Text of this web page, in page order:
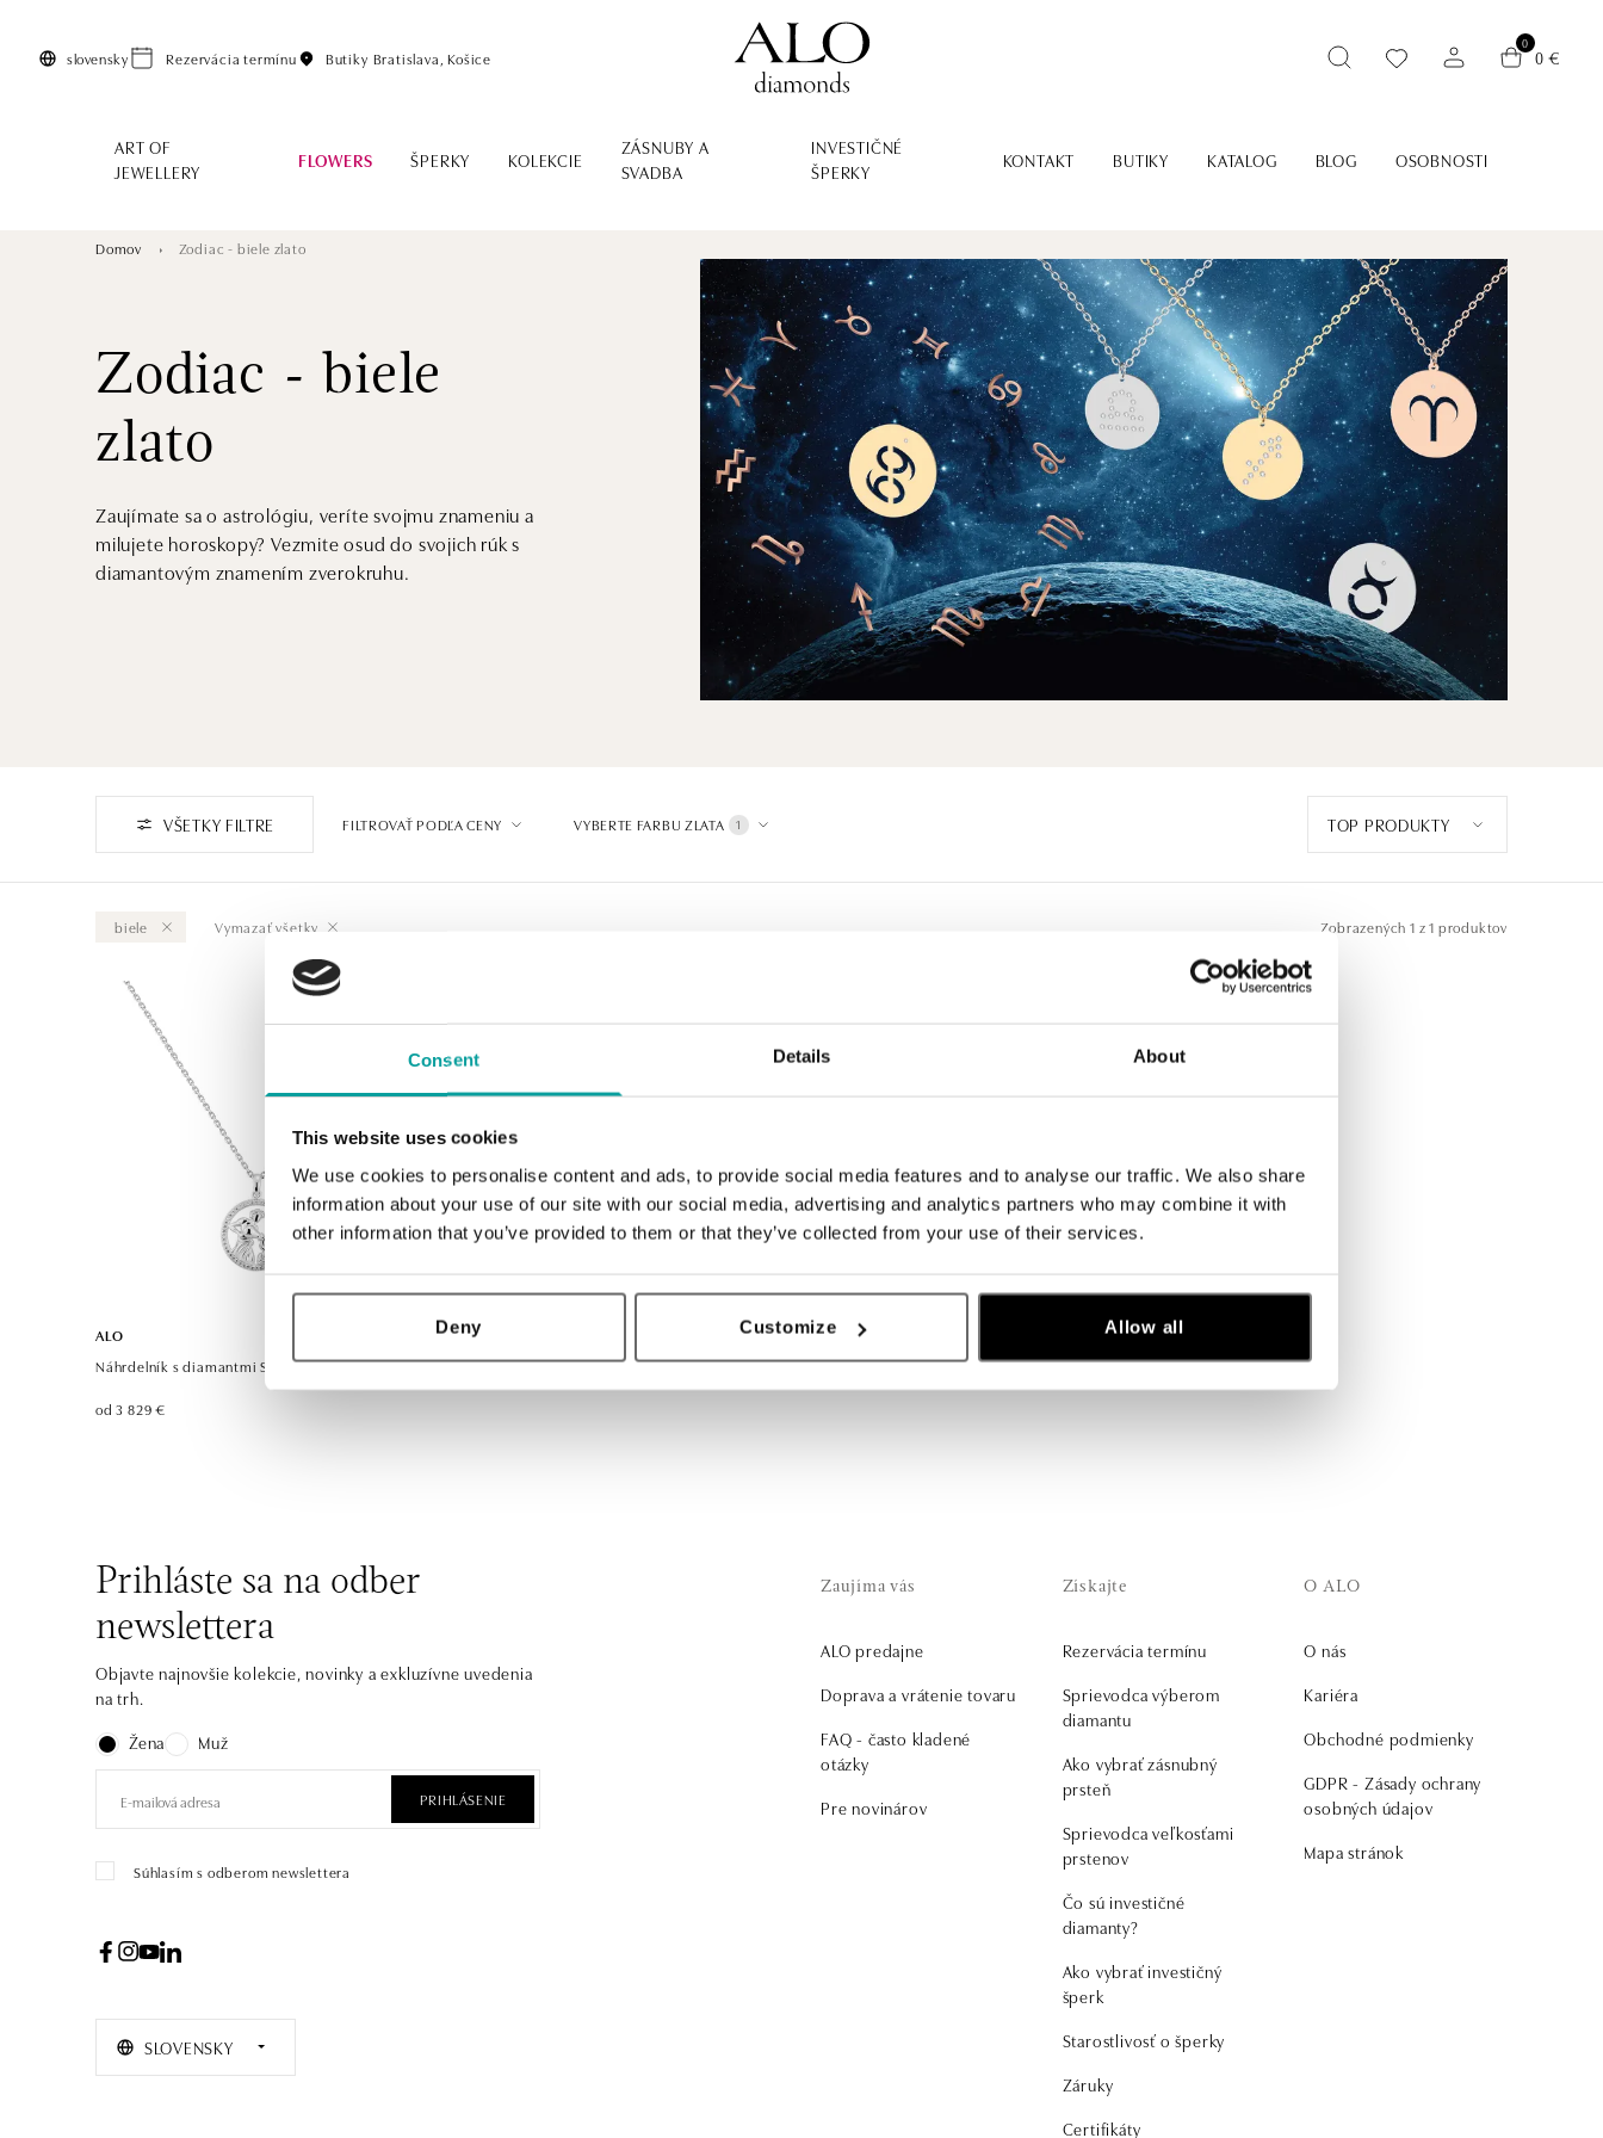
Consent Details About
This website uses cookies
We use cookies to personalise content and ads, to provide social media features and to analyse our traffic. We also share
information about your use of our site with our social media, advertising and analytics partners who may combine it with
other information that you’ve provided to them or that they’ve collected from your use of their services.
Deny Customize Allow all
slovensky Rezervácia termínu Butiky Bratislava, Košice
0
0 €
ART OF
JEWELLERY
FLOWERS ŠPERKY KOLEKCIE
ZÁSNUBY A
SVADBA
INVESTIČNÉ
ŠPERKY
KONTAKT BUTIKY KATALOG BLOG OSOBNOSTI
Domov Zodiac - biele zlato
Zodiac - biele
zlato
Zaujímate sa o astrológiu, veríte svojmu znameniu a
milujete horoskopy? Vezmite osud do svojich rúk s
diamantovým znamením zverokruhu.
VŠETKY FILTRE FILTROVAŤ PODĽA CENY VYBERTE FARBU ZLATA 1 TOP PRODUKTY
biele Vymazať všetky Zobrazených 1 z 1 produktov
ALO
Náhrdelník s diamantmi Starlit Zodiac Aquarius
od 3 829 €
Prihláste sa na odber
newslettera
Objavte najnovšie kolekcie, novinky a exkluzívne uvedenia
na trh.
Žena
Muž
PRIHLÁSENIE
Súhlasím s odberom newslettera
SLOVENSKY
Zaujíma vás
ALO predajne
Doprava a vrátenie tovaru
FAQ - často kladené
otázky
Pre novinárov
Získajte
Rezervácia termínu
Sprievodca výberom
diamantu
Ako vybrať zásnubný
prsteň
Sprievodca veľkosťami
prstenov
Čo sú investičné
diamanty?
Ako vybrať investičný
šperk
Starostlivosť o šperky
Záruky
Certifikáty
O ALO
O nás
Kariéra
Obchodné podmienky
GDPR - Zásady ochrany
osobných údajov
Mapa stránok